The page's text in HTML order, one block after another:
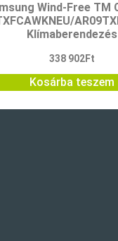
Wind-Free TM
Klímaberendezés
338 902Ft
Kosárba teszem